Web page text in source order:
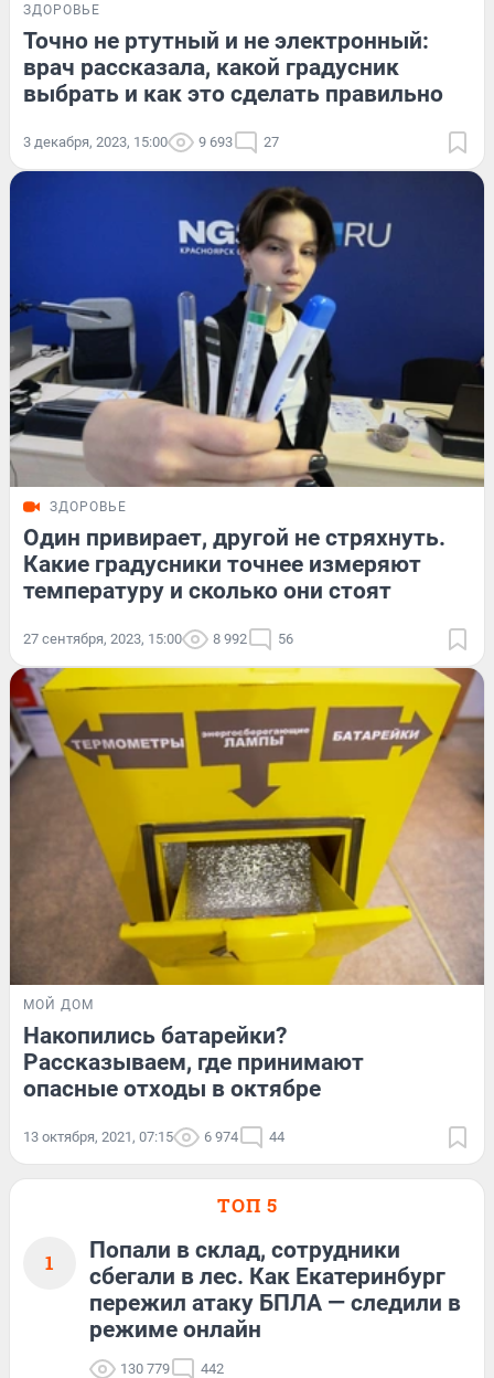
ЗДОРОВЬЕ
Точно не ртутный и не электронный:
врач рассказала, какой градусник
выбрать и как это сделать правильно
3 декабря, 2023, 15:00 9 693 27
ЗДОРОВЬЕ
Один привирает, другой не стряхнуть.
Какие градусники точнее измеряют
температуру и сколько они стоят
27 сентября, 2023, 15:00 8 992 56
МОЙ ДОМ
Накопились батарейки?
Рассказываем, где принимают
опасные отходы в октябре
13 октября, 2021, 07:15 6 974 44
ТОП 5
1
Попали в склад, сотрудники
сбегали в лес. Как Екатеринбург
пережил атаку БПЛА — следили в
режиме онлайн
130 779 442